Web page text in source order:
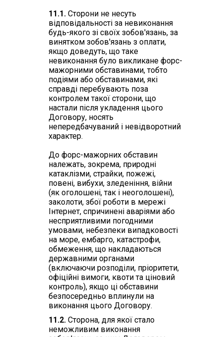
11.1. Сторони не несуть
відповідальності за невиконання
будь-якого зі своїх зобов'язань, за
винятком зобов'язань з оплати,
якщо доведуть, що таке
невиконання було викликане форс-
мажорними обставинами, тобто
подіями або обставинами, які
справді перебувають поза
контролем такої сторони, що
настали після укладення цього
Договору, носять
непередбачуваний і невідворотний
характер.
До форс-мажорних обставин
належать, зокрема, природні
катаклізми, страйки, пожежі,
повені, вибухи, зледеніння, війни
(як оголошені, так і неоголошені),
заколоти, збої роботи в мережі
Інтернет, спричинені аваріями або
несприятливими погодними
умовами, небезпеки випадковості
на море, ембарго, катастрофи,
обмеження, що накладаються
державними органами
(включаючи розподіли, пріоритети,
офіційні вимоги, квоти та ціновий
контроль), якщо ці обставини
безпосередньо вплинули на
виконання цього Договору.
11.2. Сторона, для якої стало
неможливим виконання